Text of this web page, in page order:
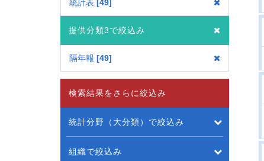
統計表 49
提供分類3で絞込み
隔年報 49
検索結果をさらに絞込み
統計分野（大分類）で絞込み
組織で絞込み